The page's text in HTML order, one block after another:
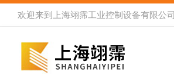
欢迎来到 上海翊霈工业控制设备有限公司